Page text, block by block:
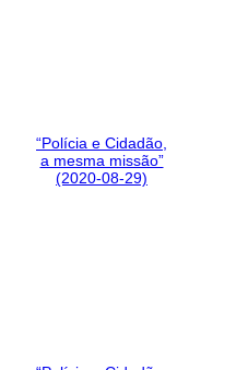
“Polícia e Cidadão,
a mesma missão”
(2020-08-29)